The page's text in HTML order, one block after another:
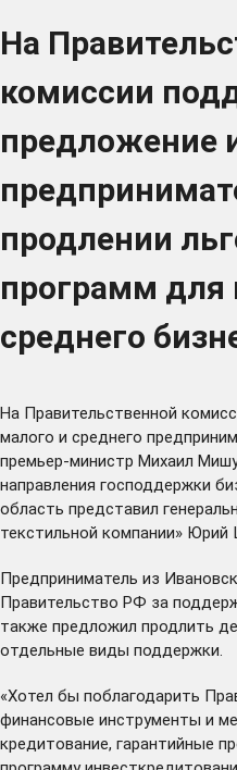
На
комиссии
предложение
продлении
программ для
среднего
На Правительственной
малого и среднего
премьер-министр Михаил
направления господдержки
область представил
текстильной компании» Юрий
Предприниматель из
Правительство РФ за
также предложил продлить
отдельные виды поддержки.
«Хотел бы поблагодарить
финансовые инструменты и
кредитование, гарантийные